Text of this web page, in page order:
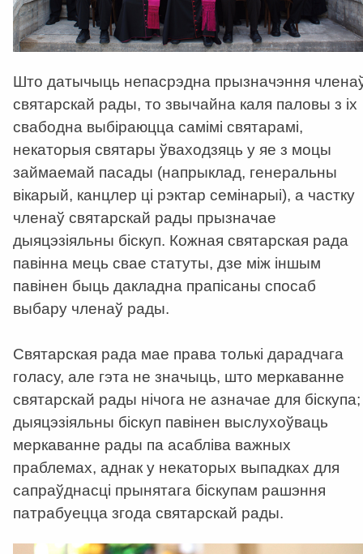
Што датычыць непасрэдна прызначэння
святарскай рады, то звычайна каля паловы з іх
свабодна выбіраюцца самімі святарамі,
некаторыя святары ўваходзяць у яе з моцы
займаемай пасады (напрыклад, генеральны
вікарый, канцлер ці рэктар семінарыі), а частку
членаў святарскай рады прызначае
дыяцэзіяльны біскуп. Кожная святарская рада
павінна мець свае статуты, дзе між іншым
павінен быць дакладна прапісаны спосаб
выбару членаў рады.
Святарская рада мае права толькі дарадчага
голасу, але гэта не значыць, што меркаванне
святарскай рады нічога не азначае для біскупа;
дыяцэзіяльны біскуп павінен выслухоўваць
меркаванне рады па асабліва важных
праблемах, аднак у некаторых выпадках для
сапраўднасці прынятага біскупам рашэння
патрабуецца згода святарскай рады.